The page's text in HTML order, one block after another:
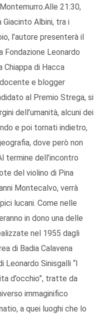
21:30,
Giacinto Albini, tra i
l’autore presenterà il
Fondazione Leonardo
Chiappa di Hacca
e blogger
al Premio Strega, si
dell’umanità, alcuni dei
e poi tornati indietro,
dove però non
termine dell’incontro
del violino di Pina
Montecalvo, verrà
lucani. Come nelle
in dono una delle
nel 1955 dagli
di Badia Calavena
Sinisgalli “I
d’occhio”, tratte da
immaginifico
a quei luoghi che lo